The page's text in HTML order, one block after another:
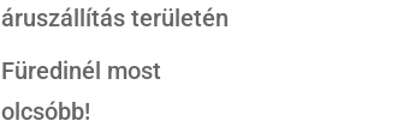
áruszállítás területén
Füredinél most
olcsóbb!